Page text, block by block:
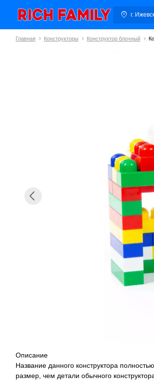
г.
Главная Конструкторы Конструктор блочный
Описание
Название данного конструктора
размер, чем детали обычного